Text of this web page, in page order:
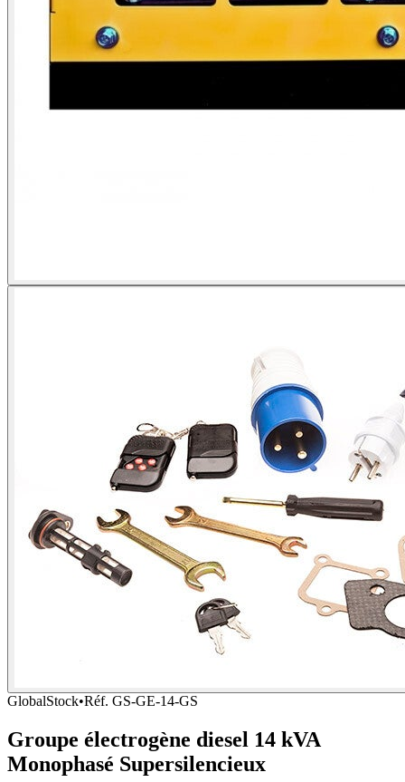
GlobalStock•Réf. GS-GE-14-GS
Groupe électrogène diesel 14 kVA
Monophasé Supersilencieux